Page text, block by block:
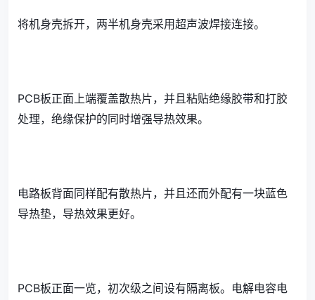
将机身壳拆开，两半机身壳采用超声波焊接连接。
PCB板正面上端覆盖散热片，并且粘贴绝缘胶带和打胶
处理，绝缘保护的同时增强导热效果。
电路板背面同样配有散热片，并且还而外配有一块蓝色
导热垫，导热效果更好。
PCB板正面一览，初次级之间设有隔离板。电解电容电